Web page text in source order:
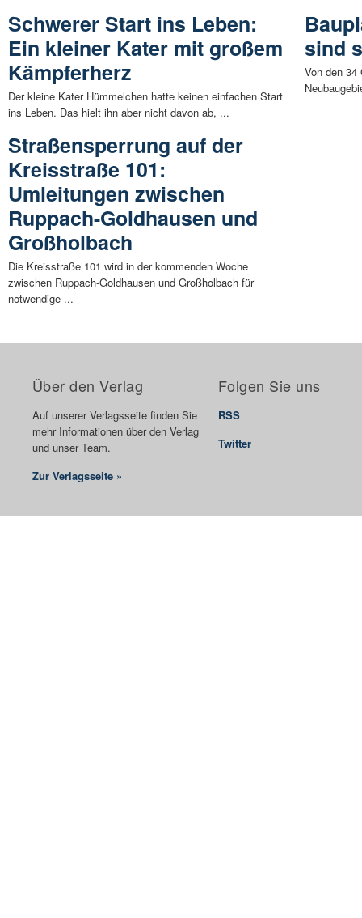
Schwerer Start ins Leben:
Ein kleiner Kater mit großem
Kämpferherz
Der kleine Kater Hümmelchen hatte keinen einfachen Start
ins Leben. Das hielt ihn aber nicht davon ab, ...
Straßensperrung auf der
Kreisstraße 101:
Umleitungen zwischen
Ruppach-Goldhausen und
Großholbach
Die Kreisstraße 101 wird in der kommenden Woche
zwischen Ruppach-Goldhausen und Großholbach für
notwendige ...
sind
Von den
Über den Verlag
Auf unserer Verlagsseite finden Sie
mehr Informationen über den Verlag
und unser Team.
Zur Verlagsseite »
Folgen Sie uns
RSS
Twitter